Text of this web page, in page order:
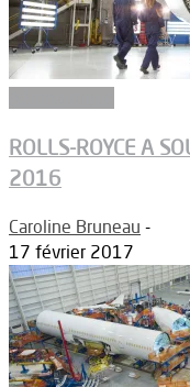
ROLLS-ROYCE A
2016
Caroline Bruneau -
17 février 2017